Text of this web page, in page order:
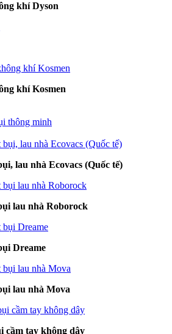
khí Dyson
khí Kosmen
thông minh
lau nhà Ecovacs (Quốc tế)
lau nhà Roborock
Dreame
lau nhà Mova
cầm tay không dây